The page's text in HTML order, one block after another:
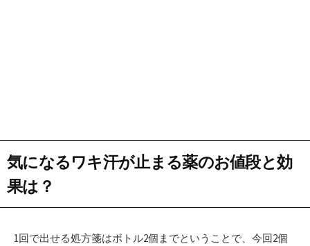
気になるワキ汗が止まる薬のお値段と効
果は？
1回で出せる処方箋はボトル2個までということで、今回2個